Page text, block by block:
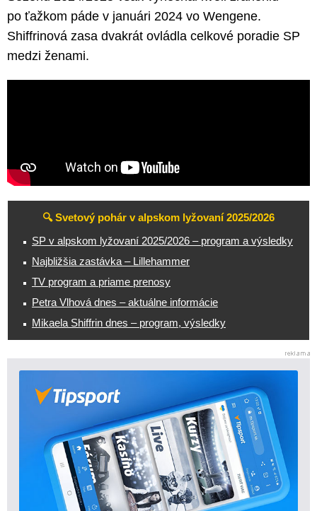
po ťažkom páde v januári 2024 vo Wengene.
Shiffrinová zasa dvakrát ovládla celkové poradie SP
medzi ženami.
🔍 Svetový pohár v alpskom lyžovaní 2025/2026
SP v alpskom lyžovaní 2025/2026 – program a výsledky
Najbližšia zastávka – Lillehammer
TV program a priame prenosy
Petra Vlhová dnes – aktuálne informácie
Mikaela Shiffrin dnes – program, výsledky